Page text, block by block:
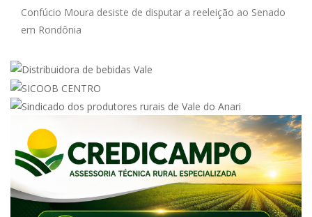
Confúcio Moura desiste de disputar a reeleição ao Senado
em Rondônia